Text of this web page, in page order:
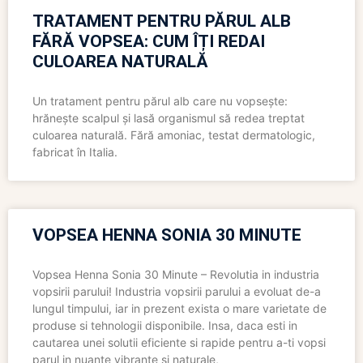
TRATAMENT PENTRU PĂRUL ALB
FĂRĂ VOPSEA: CUM ÎȚI REDAI
CULOAREA NATURALĂ
Un tratament pentru părul alb care nu vopsește:
hrănește scalpul și lasă organismul să redea treptat
culoarea naturală. Fără amoniac, testat dermatologic,
fabricat în Italia.
VOPSEA HENNA SONIA 30 MINUTE
Vopsea Henna Sonia 30 Minute – Revolutia in industria
vopsirii parului! Industria vopsirii parului a evoluat de-a
lungul timpului, iar in prezent exista o mare varietate de
produse si tehnologii disponibile. Insa, daca esti in
cautarea unei solutii eficiente si rapide pentru a-ti vopsi
parul in nuante vibrante si naturale,